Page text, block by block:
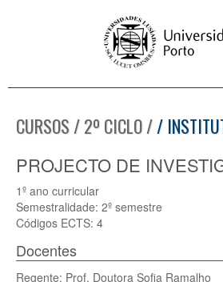
CURSOS / 2º CICLO //
PROJECTO DE
1º ano curricular
Semestralidade: 2º semestre
Códigos ECTS: 4
Docentes
Regente: Prof. Doutora Sofia Ramalho